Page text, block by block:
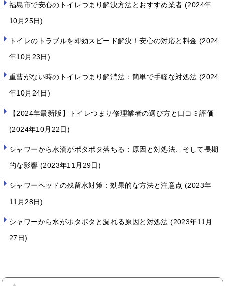
福島市で安心のトイレつまり解決方法とおすすめ業者
2024年
10月25日
トイレのトラブルを即効スピード解決！安心の対応と料金
2024
年10月23日
重曹がない時のトイレつまり解消法：簡単で手軽な対処法
2024
年10月24日
【2024年最新版】トイレつまり修理業者の選び方と口コミ評価
2024年10月22日
シャワーから水滴がポタポタ落ちる：原因と対処法、そして長期
的な影響
2023年11月29日
シャワーヘッドの残留水対策：効果的な方法と注意点
2023年
11月28日
シャワーから水がポタポタと漏れる原因と対処法 2023年11月
27日